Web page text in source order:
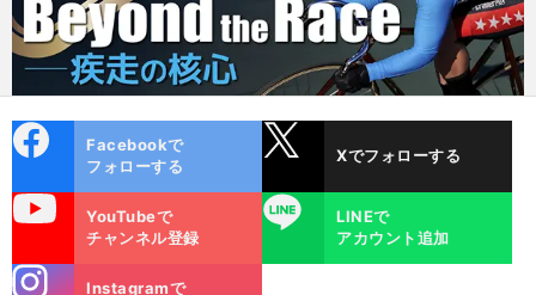
ok
Facebookで
フォローする
Xでフォローする
YouTubeで
チャンネル登録
LINE
LINEで
アカウント追加
Instagramで